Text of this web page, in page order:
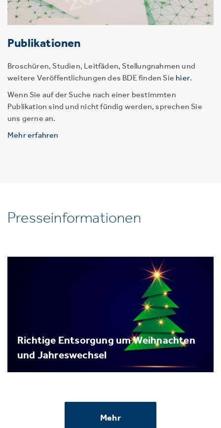
Publikationen
Broschüren, Studien, Leitfäden, Stellungnahmen und
weitere Veröffentlichungen des BDE finden Sie hier.
Wenn Sie auf der Suche nach einer bestimmten
Publikation sind und nicht fündig werden, sprechen Sie
uns gerne an.
Mehr erfahren
Presseinformationen
Richtige Entsorgung um Weihnachten
und Jahreswechsel
Mehr